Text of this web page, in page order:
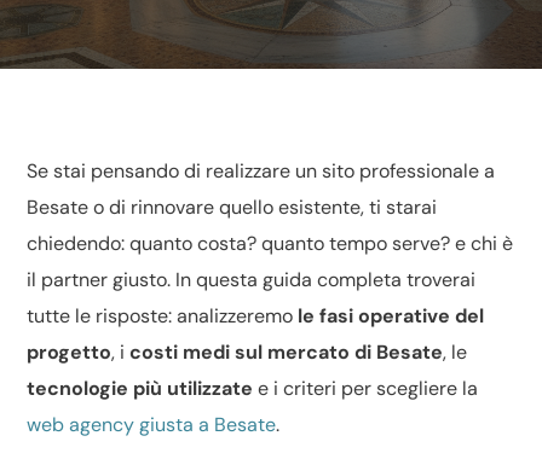
Se stai pensando di realizzare un sito professionale a
Besate o di rinnovare quello esistente, ti starai
chiedendo: quanto costa? quanto tempo serve? e chi è
il partner giusto. In questa guida completa troverai
tutte le risposte: analizzeremo le fasi operative del
progetto, icosti medi sul mercato di Besate, le
tecnologie più utilizzate e i criteri per scegliere la
web agency giusta a Besate.